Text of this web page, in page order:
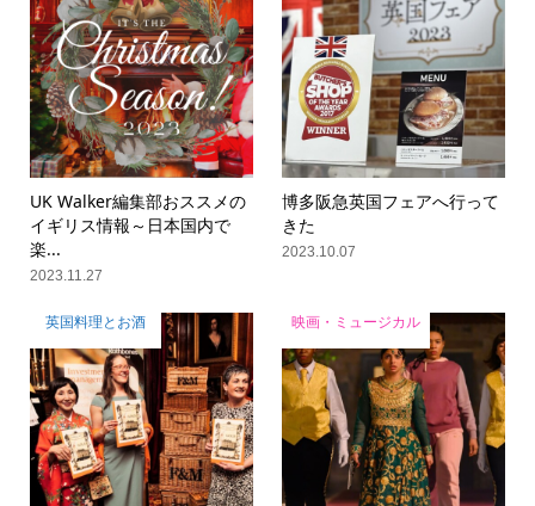
UK Walker編集部おススメの
イギリス情報～日本国内で
楽...
2023.11.27
博多阪急英国フェアへ行って
きた
2023.10.07
英国料理とお酒 映画・ミュージカル